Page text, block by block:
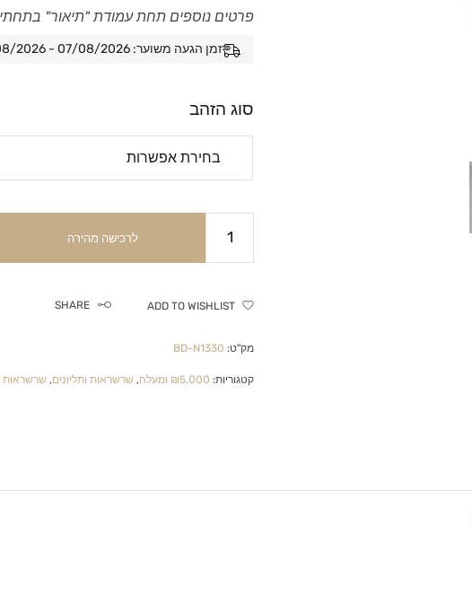
פרטים נוספים תחת עמודת "תיאור"
זמן הגעה משוער: 07/08/2026 - 14/08/2026
סוג הזהב
לרכישה מהירה
ADD TO WISHLIST
SHARE
מק"ט: BD-N1330
קטגוריות: ₪5,000 ומעלה , שרשראות ותליונים, שרשראות